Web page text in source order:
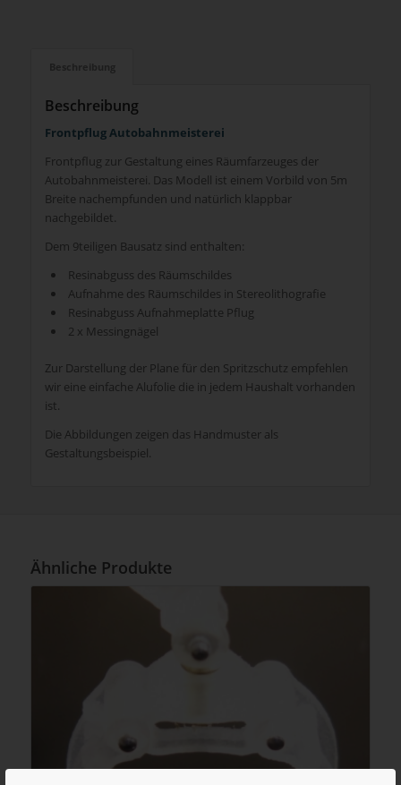
Beschreibung
Frontpflug Autobahnmeisterei
Frontpflug zur Gestaltung eines Räumfarzeuges der
Autobahnmeisterei. Das Modell ist einem Vorbild von 5m
Breite nachempfunden und natürlich klappbar
nachgebildet.
Dem 9teiligen Bausatz sind enthalten:
Resinabguss des Räumschildes
Aufnahme des Räumschildes in Stereolithografie
Resinabguss Aufnahmeplatte Pflug
2 x Messingnägel
Zur Darstellung der Plane für den Spritzschutz empfehlen
wir eine einfache Alufolie die in jedem Haushalt vorhanden
ist.
Die Abbildungen zeigen das Handmuster als
Gestaltungsbeispiel.
Ähnliche Produkte